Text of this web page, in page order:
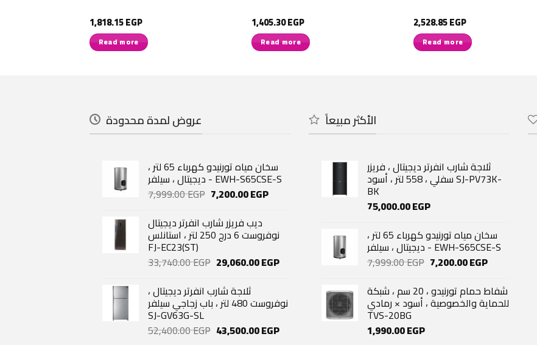
1,818.15EGP
Read more
1,405.30EGP
Read more
2,528.85EGP
Read more
عروض لمدة محدودة
سخان مياه تورنيدو كهرباء 65 لتر ،
ديجيتال ، سيلفر - EWH-S65CSE-S
7,999.00EGP Original
was:
7,999.00 EGP.
7,200.00EGPCurrent
7,200.00 EGP.
ديب فريزر شارب انفرتر ديجيتال
نوفروست 6 درج 250 لتر ، استانلس
FJ-EC23(ST)
33,740.00EGP Original
was:
33,740.00 EGP.
29,060.00EGPCurrent
29,060.00 EGP.
ثلاجة شارب انفرتر ديجيتال ،
نوفروست 480 لتر ، باب زجاجي سيلفر
SJ-GV63G-SL
52,400.00EGP Original
43,500.00EGPCurrent
الأكثر مبيعاً
ثلاجة شارب انفرتر ديجيتال ، فريزر
سفلي ، 558 لتر ، أسود SJ-PV73K-
BK
75,000.00EGP
سخان مياه تورنيدو كهرباء 65 لتر ،
ديجيتال ، سيلفر - EWH-S65CSE-S
7,999.00EGP Original
was:
7,999.00 EGP.
7,200.00EGPCurrent
is:
7,200.00 EGP.
شفاط حمام تورنيدو ، 20 سم ، شبكة
للحماية والخصوصية ، أسود × رمادي
TVS-20BG
1,990.00EGP